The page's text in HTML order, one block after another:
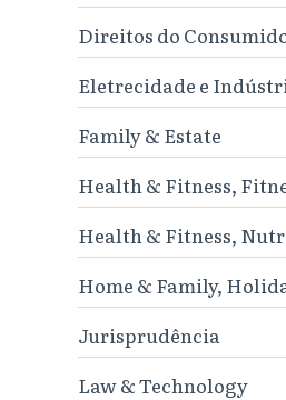
Direitos do
Eletrecidade e
Family & Estate
Health & Fitness,
Health & Fitness,
Home & Family,
Jurisprudência
Law & Technology